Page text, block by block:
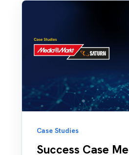
Case Studies
Success Case